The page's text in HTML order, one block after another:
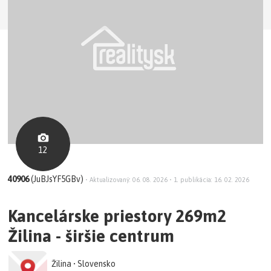
12
40906(JuBJsYF5GBv) • Aktualizovaný: 06. 08. 2026 • 1. publikácia: 16. 02. 2026
Kancelárske priestory 269m2
Žilina - širšie centrum
Žilina • Slovensko